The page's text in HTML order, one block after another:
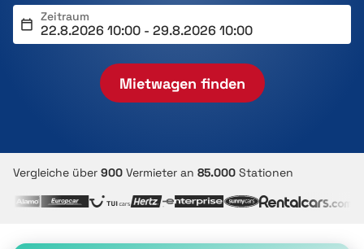
Zeitraum
Mietwagen finden
Vergleiche über 900 Vermieter an 85.000 Stationen